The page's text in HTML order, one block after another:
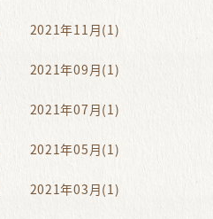
2021年11月(1)
2021年09月(1)
2021年07月(1)
2021年05月(1)
2021年03月(1)